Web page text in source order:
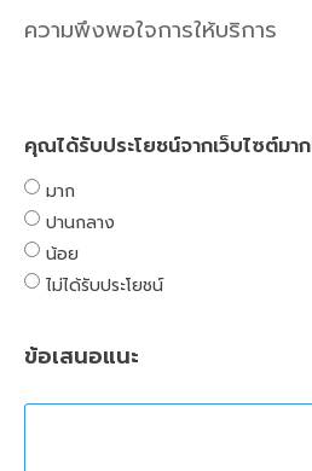
ความพึงพอใจการให้บริการ
คุณได้รับประโยชน์จากเว็บไซต์มา
มาก
ปานกลาง
น้อย
ไม่ได้รับประโยชน์
ข้อเสนอแนะ